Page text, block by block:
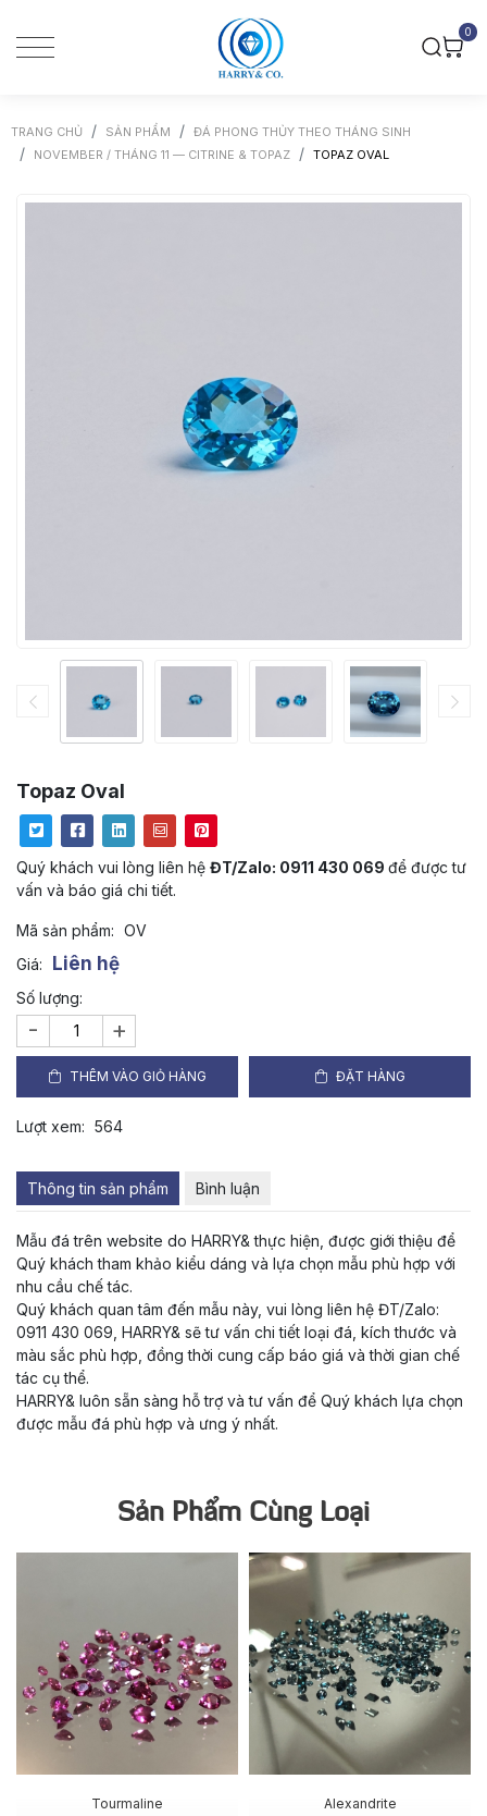
0
TRANG CHỦ SẢN PHẨM
ĐÁ PHONG THỦY THEO THÁNG SINH
NOVEMBER / THÁNG 11 — CITRINE & TOPAZ
TOPAZ OVAL
Topaz Oval
Quý khách vui lòng liên hệ ĐT/Zalo: 0911 430 069 để được tư
vấn và báo giá chi tiết.
Mã sản phẩm: OV
Giá:
Liên hệ
Số lượng:
- +
THÊM VÀO GIỎ HÀNG ĐẶT HÀNG
Lượt xem: 564
Thông tin sản phẩm Bình luận
Mẫu đá trên website do HARRY& thực hiện, được giới thiệu để
Quý khách tham khảo kiểu dáng và lựa chọn mẫu phù hợp với
nhu cầu chế tác.
Quý khách quan tâm đến mẫu này, vui lòng liên hệ ĐT/Zalo:
0911 430 069, HARRY& sẽ tư vấn chi tiết loại đá, kích thước và
màu sắc phù hợp, đồng thời cung cấp báo giá và thời gian chế
tác cụ thể.
HARRY& luôn sẵn sàng hỗ trợ và tư vấn để Quý khách lựa chọn
được mẫu đá phù hợp và ưng ý nhất.
Sản Phẩm Cùng Loại
MUA NGAY
Tourmaline MUA NGAY
Alexandrite